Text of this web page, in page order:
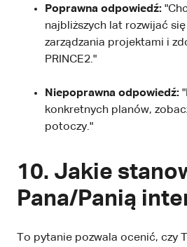
Poprawna odpowiedź:
najbliższych lat rozwijać
zarządzania projektami i
PRINCE2."
Niepoprawna odpowiedź:
konkretnych planów,
potoczy."
10. Jakie
Pana/Panią
To pytanie pozwala ocenić, czy